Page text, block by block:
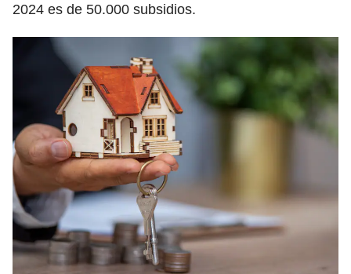
2024 es de 50.000 subsidios.